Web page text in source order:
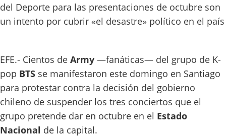
del Deporte para las presentaciones de octubre son
un intento por cubrir «el desastre» político en el país
EFE.- Cientos de Army —fanáticas— del grupo de K-
pop BTS se manifestaron este domingo en Santiago
para protestar contra la decisión del gobierno
chileno de suspender los tres conciertos que el
grupo pretende dar en octubre en el Estado
Nacional de la capital.